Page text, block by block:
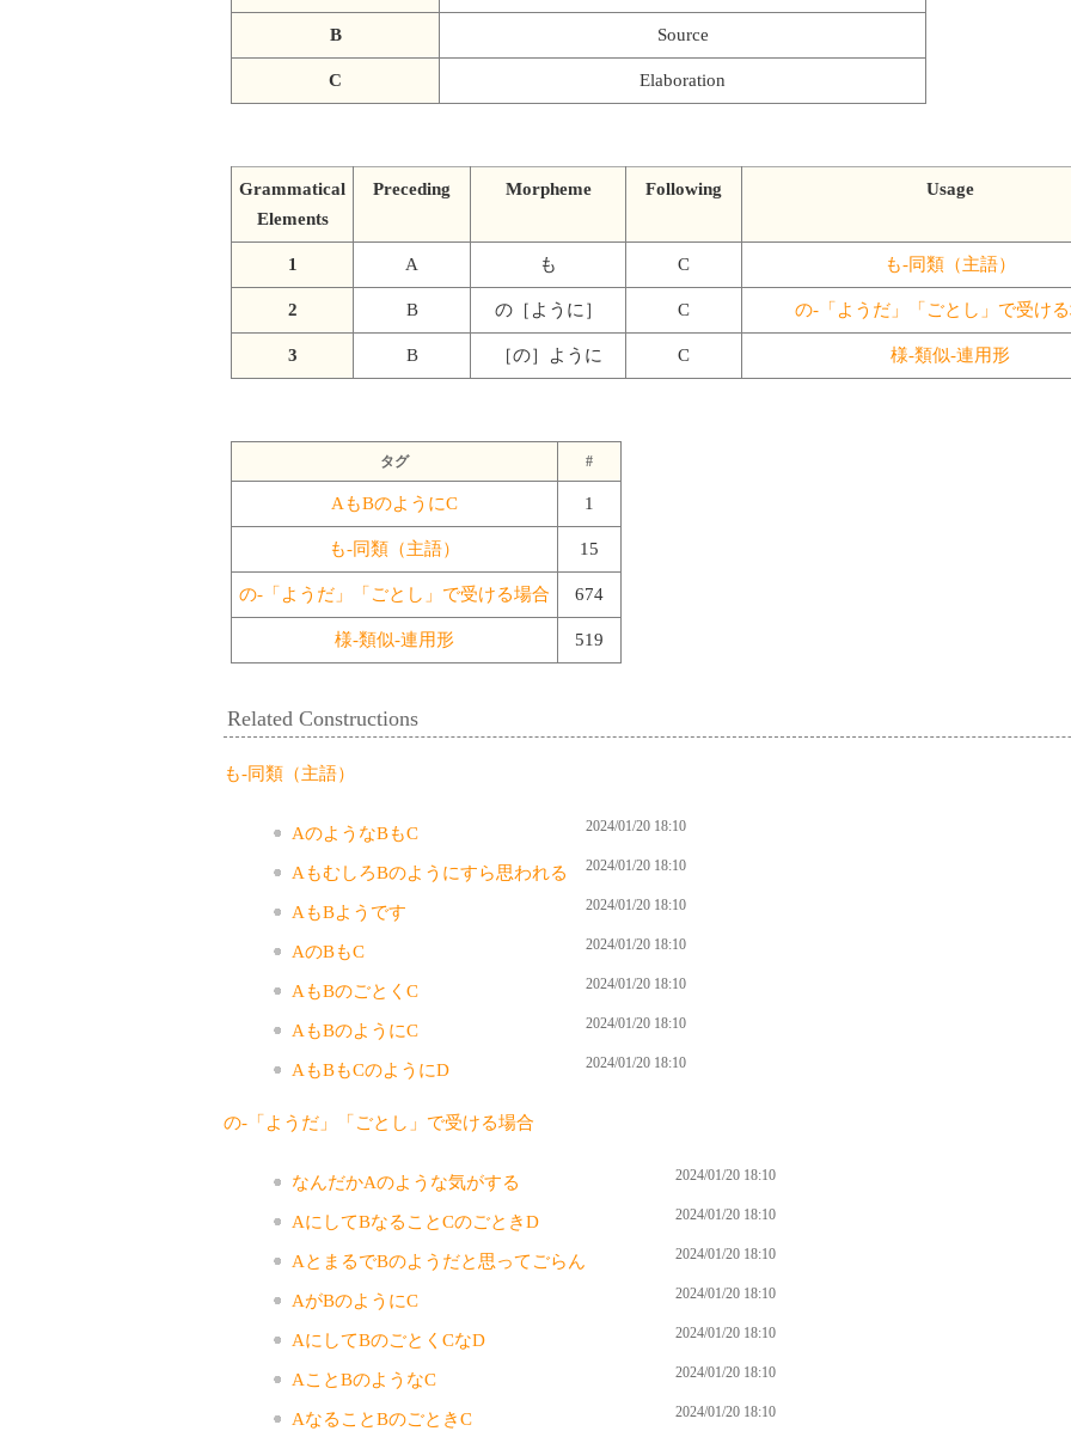
B Source
C Elaboration
Grammatical
Elements
Preceding Morpheme Following Usage
1 A も C も-同類（主語）
2 B の［ように］ C の-「ようだ」「ごとし」で受け
3 B ［の］ように C 様-類似-連用形
タグ #
AもBのようにC 1
も-同類（主語） 15
の-「ようだ」「ごとし」で受ける場合 674
様-類似-連用形 519
Related Constructions
も-同類（主語）
AのようなBもC 2024/01/20 18:10
AもむしろBのようにすら思われる 2024/01/20 18:10
AもBようです 2024/01/20 18:10
AのBもC 2024/01/20 18:10
AもBのごとくC 2024/01/20 18:10
AもBのようにC 2024/01/20 18:10
AもBもCのようにD 2024/01/20 18:10
の-「ようだ」「ごとし」で受ける場合
なんだかAのような気がする 2024/01/20 18:10
AにしてBなることCのごときD 2024/01/20 18:10
AとまるでBのようだと思ってごらん 2024/01/20 18:10
AがBのようにC 2024/01/20 18:10
AにしてBのごとくCなD 2024/01/20 18:10
AことBのようなC 2024/01/20 18:10
AなることBのごときC 2024/01/20 18:10